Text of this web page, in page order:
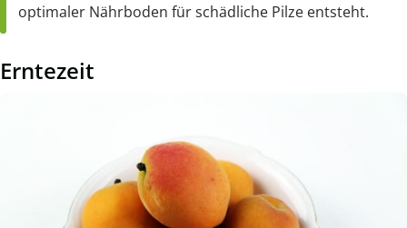
optimaler Nährboden für schädliche Pilze entsteht.
Erntezeit